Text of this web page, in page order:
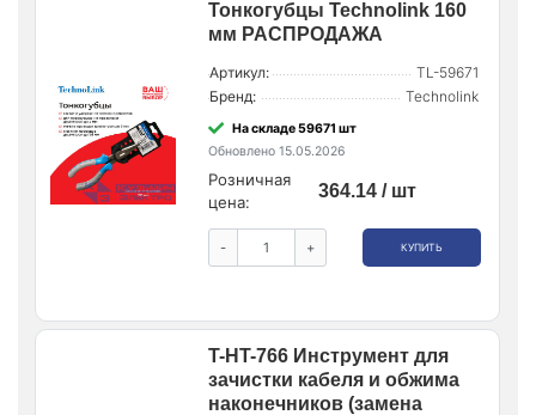
Тонкогубцы Technolink 160
мм РАСПРОДАЖА
Артикул:
TL-59671
Бренд:
Technolink
На складе 59671 шт
Обновлено 15.05.2026
Розничная
цена:
364.14 / шт
- + КУПИТЬ
T-HT-766 Инструмент для
зачистки кабеля и обжима
наконечников (замена